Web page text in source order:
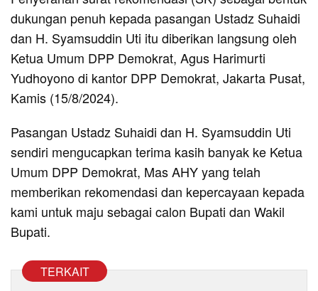
dukungan penuh kepada pasangan Ustadz Suhaidi
dan H. Syamsuddin Uti itu diberikan langsung oleh
Ketua Umum DPP Demokrat, Agus Harimurti
Yudhoyono di kantor DPP Demokrat, Jakarta Pusat,
Kamis (15/8/2024).
Pasangan Ustadz Suhaidi dan H. Syamsuddin Uti
sendiri mengucapkan terima kasih banyak ke Ketua
Umum DPP Demokrat, Mas AHY yang telah
memberikan rekomendasi dan kepercayaan kepada
kami untuk maju sebagai calon Bupati dan Wakil
Bupati.
TERKAIT